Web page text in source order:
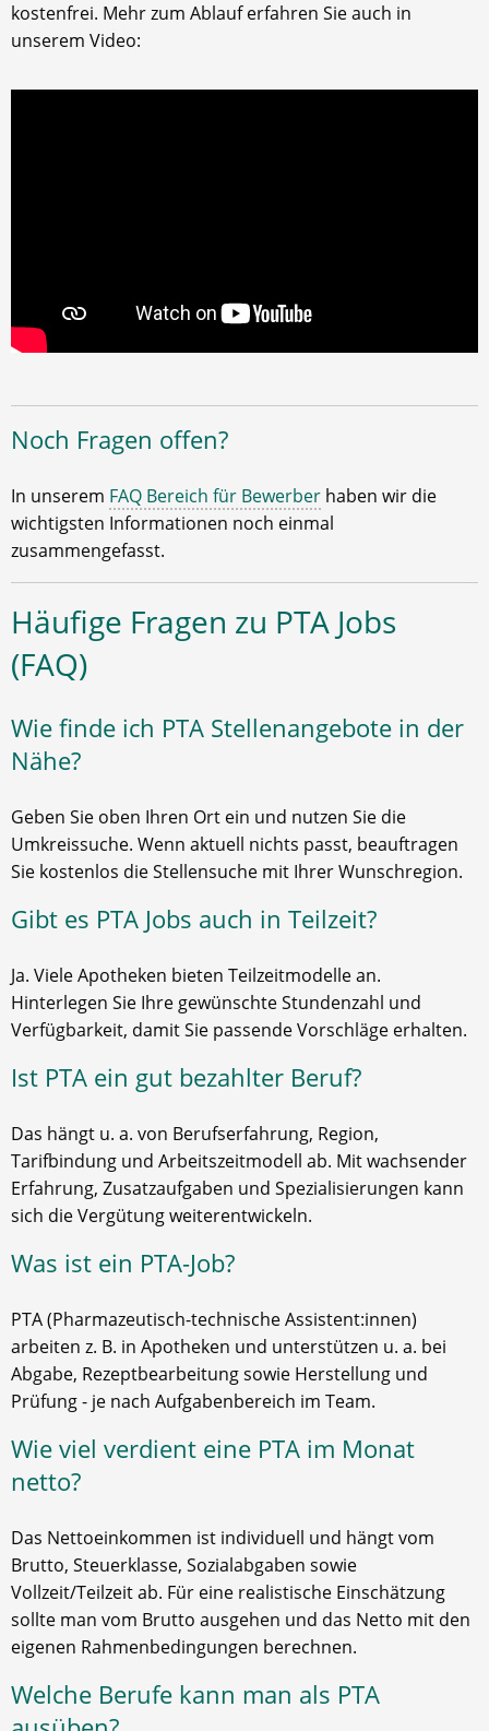
kostenfrei. Mehr zum Ablauf erfahren Sie auch in
unserem Video:
Noch Fragen offen?
In unserem FAQ Bereich für Bewerber haben wir die
wichtigsten Informationen noch einmal
zusammengefasst.
Häufige Fragen zu PTA Jobs
(FAQ)
Wie finde ich PTA Stellenangebote in der
Nähe?
Geben Sie oben Ihren Ort ein und nutzen Sie die
Umkreissuche. Wenn aktuell nichts passt, beauftragen
Sie kostenlos die Stellensuche mit Ihrer Wunschregion.
Gibt es PTA Jobs auch in Teilzeit?
Ja. Viele Apotheken bieten Teilzeitmodelle an.
Hinterlegen Sie Ihre gewünschte Stundenzahl und
Verfügbarkeit, damit Sie passende Vorschläge erhalten.
Ist PTA ein gut bezahlter Beruf?
Das hängt u. a. von Berufserfahrung, Region,
Tarifbindung und Arbeitszeitmodell ab. Mit wachsender
Erfahrung, Zusatzaufgaben und Spezialisierungen kann
sich die Vergütung weiterentwickeln.
Was ist ein PTA-Job?
PTA (Pharmazeutisch-technische Assistent:innen)
arbeiten z. B. in Apotheken und unterstützen u. a. bei
Abgabe, Rezeptbearbeitung sowie Herstellung und
Prüfung - je nach Aufgabenbereich im Team.
Wie viel verdient eine PTA im Monat
netto?
Das Nettoeinkommen ist individuell und hängt vom
Brutto, Steuerklasse, Sozialabgaben sowie
Vollzeit/Teilzeit ab. Für eine realistische Einschätzung
sollte man vom Brutto ausgehen und das Netto mit den
eigenen Rahmenbedingungen berechnen.
Welche Berufe kann man als PTA